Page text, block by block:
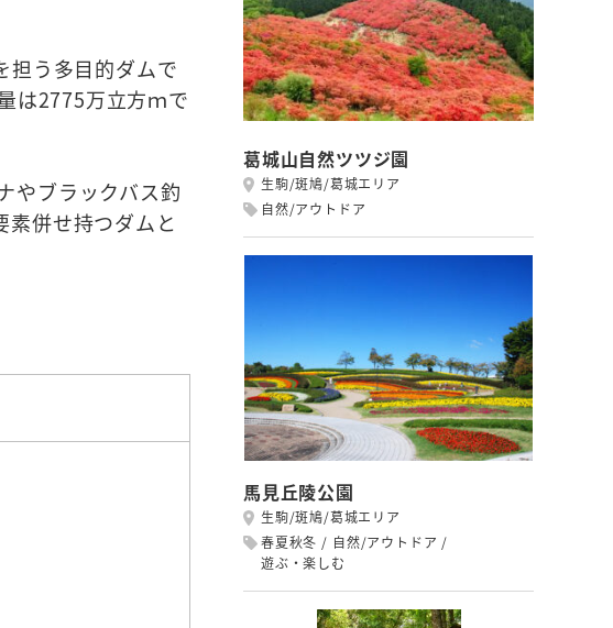
担う多目的ダムで
は2775万立方ｍで
やブラックバス釣
素併せ持つダムと
葛城山自然ツツジ園
生駒/斑鳩/葛城エリア
自然/アウトドア
馬見丘陵公園
生駒/斑鳩/葛城エリア
春夏秋冬
自然/アウトドア
遊ぶ・楽しむ